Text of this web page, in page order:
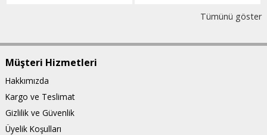
Tümünü göster
Müşteri Hizmetleri
Hakkımızda
Kargo ve Teslimat
Gizlilik ve Güvenlik
Üyelik Koşulları